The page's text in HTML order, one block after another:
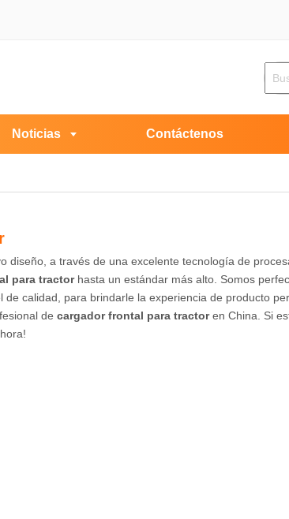
Noticias Contáctenos
diseño, a través de una excelente tecnología de
para tractorhasta un estándar más alto. Somos
de calidad, para brindarle la experiencia de producto
de cargador frontal para tractoren China. Si